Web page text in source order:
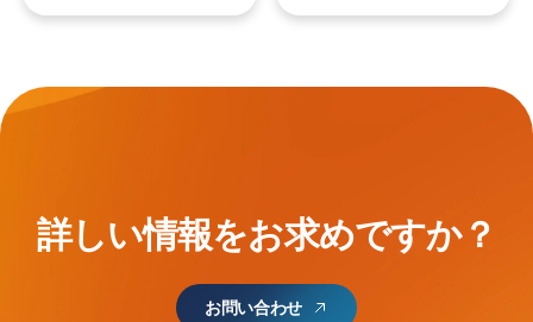
詳しい情報をお求めですか？
お問い合わせ